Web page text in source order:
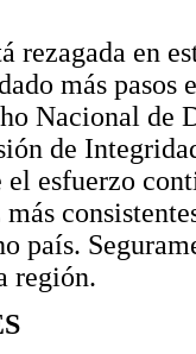
rezagada en
más
Nacional de
de
el esfuerzo
país.
región.